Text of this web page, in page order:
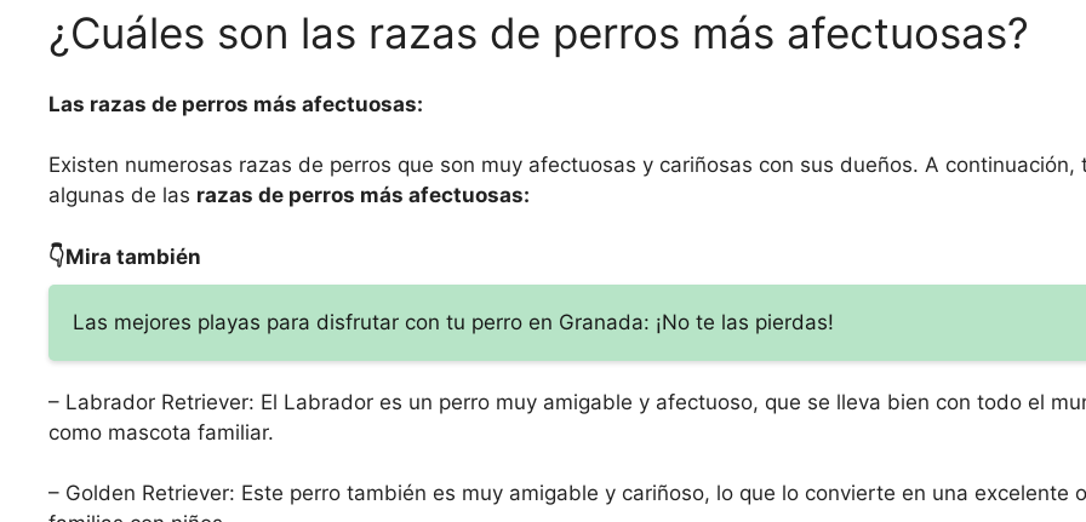
¿Cuáles son las razas de perros más afectuosas?
Las razas de perros más afectuosas:
Existen numerosas razas de perros que son muy afectuosas y cariñosas con sus dueños. A continuación,
algunas de las razas de perros más afectuosas:
👇Mira también
Las mejores playas para disfrutar con tu perro en Granada: ¡No te las pierdas!
– Labrador Retriever: El Labrador es un perro muy amigable y afectuoso, que se lleva bien con todo el
como mascota familiar.
– Golden Retriever: Este perro también es muy amigable y cariñoso, lo que lo convierte en una excelente